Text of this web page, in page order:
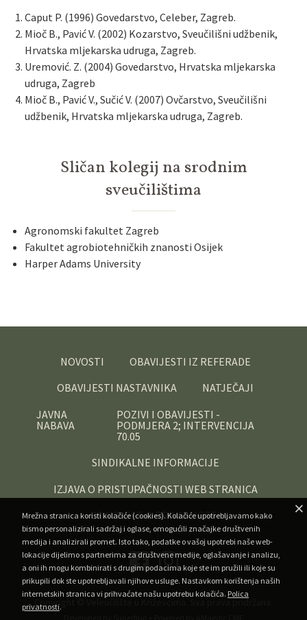
Caput P. (1996) Govedarstvo, Celeber, Zagreb.
Mioč B., Pavić V. (2002) Kozarstvo, Sveučilišni udžbenik,
Hrvatska mljekarska udruga, Zagreb.
Uremović. Z. (2004) Govedarstvo, Hrvatska mljekarska
udruga, Zagreb
Mioč B., Pavić V., Sučić V. (2007) Ovčarstvo, Sveučilišni
udžbenik, Hrvatska mljekarska udruga, Zagreb.
Sličan kolegij na srodnim
sveučilištima
Agronomski fakultet Zagreb
Fakultet agrobiotehničkih znanosti Osijek
Harper Adams University
NOVOSTI
OBAVIJESTI IZ REFERADE
OBAVIJESTI NASTAVNIKA
NATJEČAJI
JAVNA
NABAVA
POZIVI I OBAVIJESTI -
PODMJERA 2; INTERVENCIJA
70.05
SINDIKALNE INFORMACIJE
IZJAVA O PRISTUPAČNOSTI WEB STRANICA
OBAVIJEST O PRIVATNOSTI
Copyright ©
Mrežna stranica koristi kolačiće (cookies). Kolačiće upotrebljavamo kako
bismo personalizirali sadržaj i oglase, omogućili značajke društvenih
medija i analizirali promet. Isto tako, podatke o vašoj upotrebi naše web-
lokacije dijelimo s partnerima za društvene medije, oglašavanje i analizu,
a oni ih mogu kombinirati s drugim podacima koje ste im pružili ili koje su
prikupili dok ste upotrebljavali njihove usluge. Nastavkom korištenja naših
internetskih stranica vi prihvaćate našu upotrebu kolačića. Polica
privatnosti.